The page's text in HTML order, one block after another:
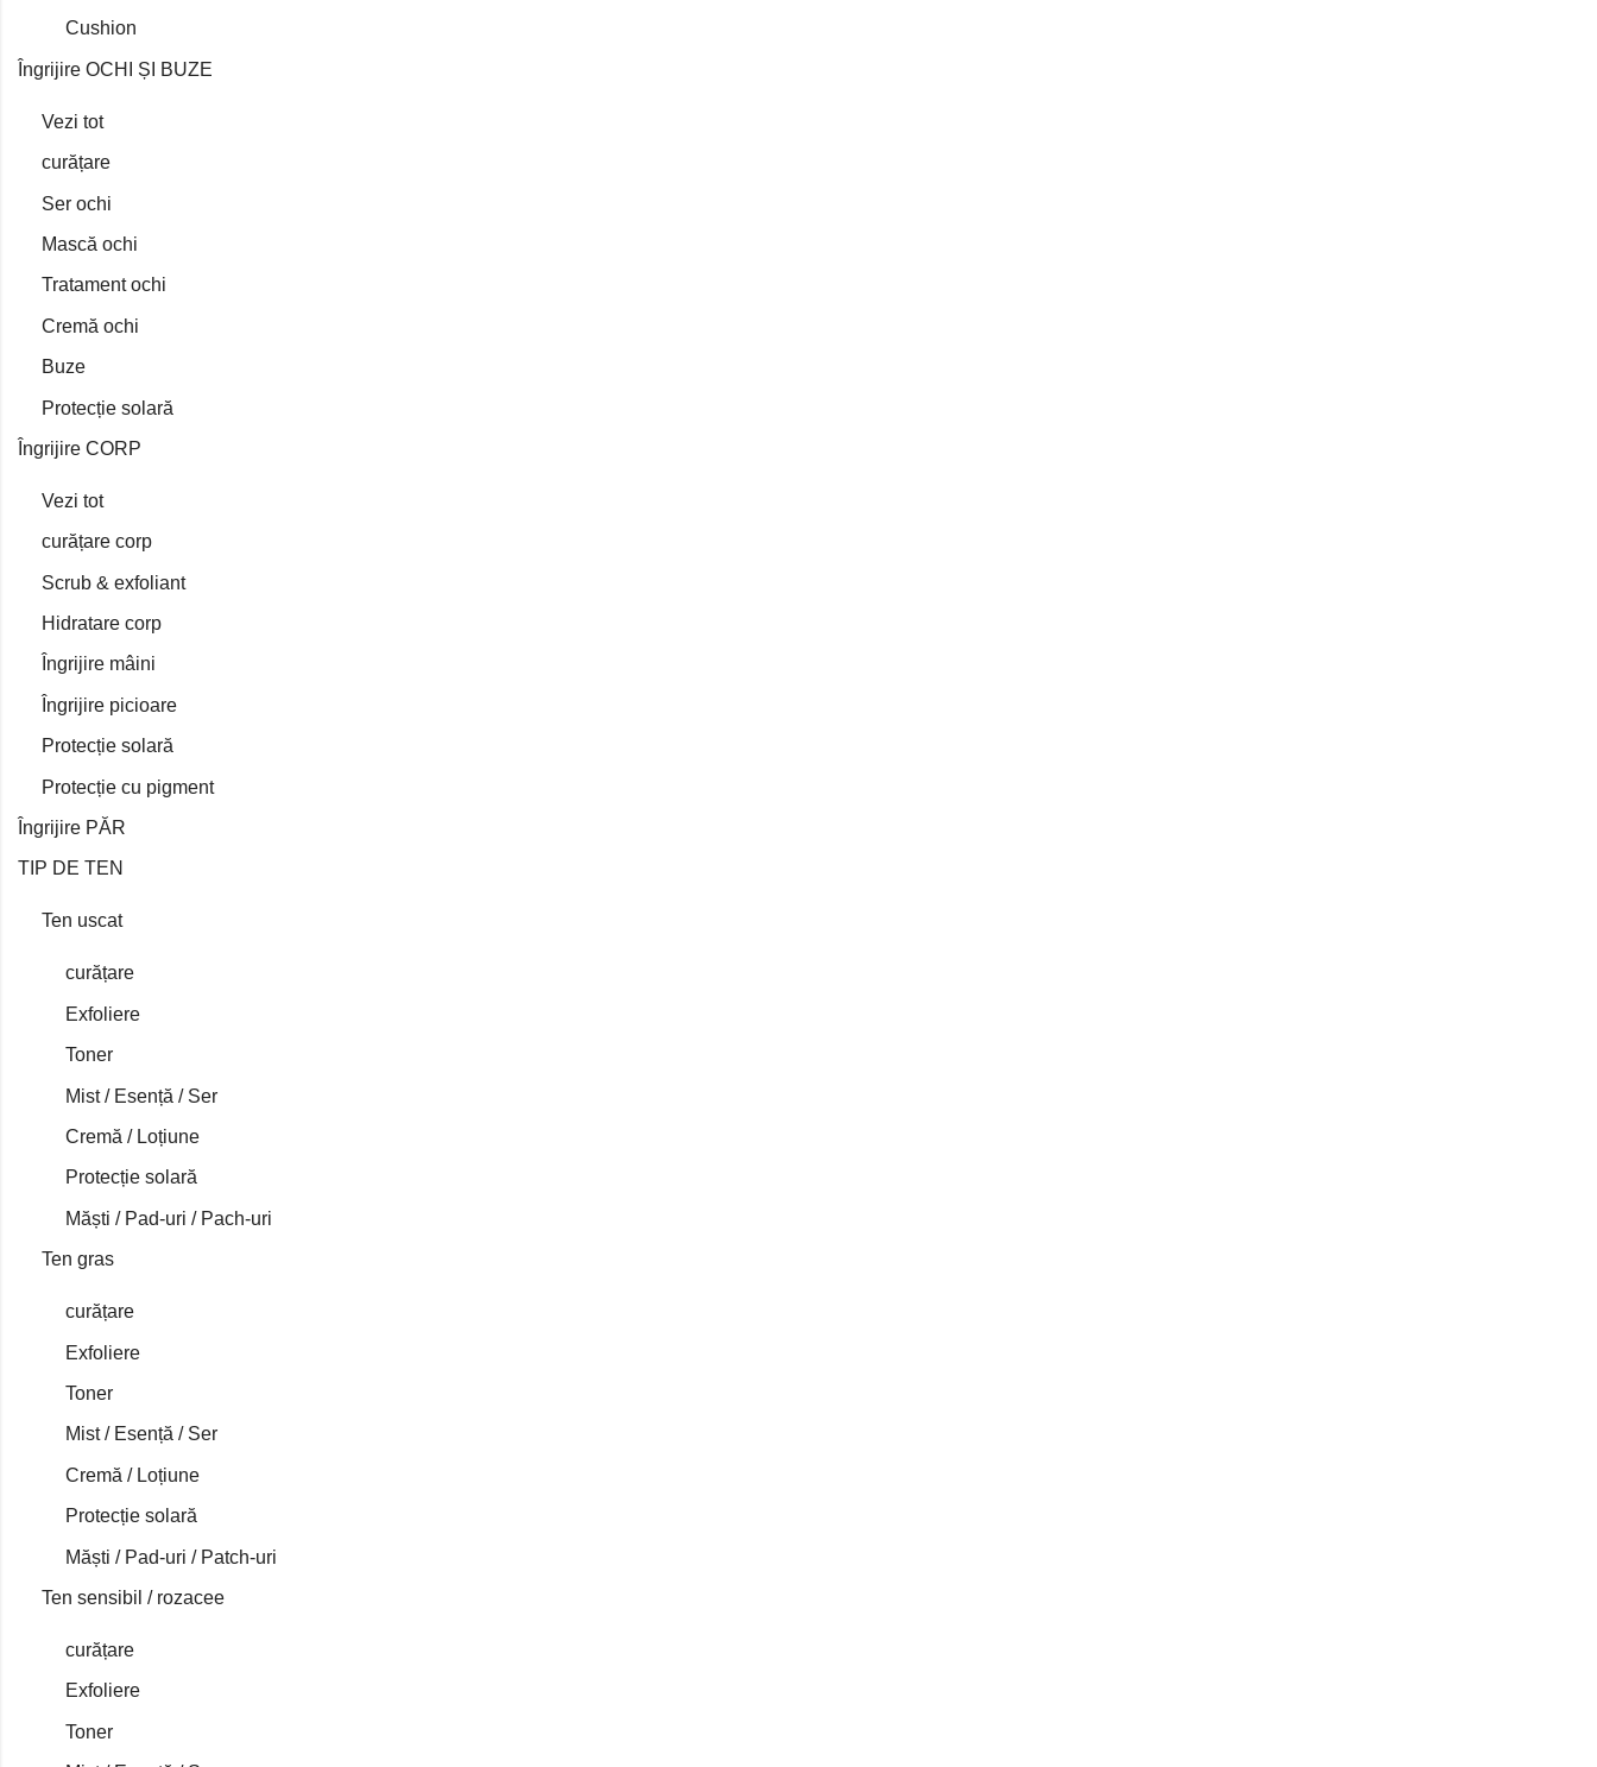
Cushion
Îngrijire OCHI ȘI BUZE
Vezi tot
curățare
Ser ochi
Mască ochi
Tratament ochi
Cremă ochi
Buze
Protecție solară
Îngrijire CORP
Vezi tot
curățare corp
Scrub & exfoliant
Hidratare corp
Îngrijire mâini
Îngrijire picioare
Protecție solară
Protecție cu pigment
Îngrijire PĂR
TIP DE TEN
Ten uscat
curățare
Exfoliere
Toner
Mist / Esență / Ser
Cremă / Loțiune
Protecție solară
Măști / Pad-uri / Pach-uri
Ten gras
curățare
Exfoliere
Toner
Mist / Esență / Ser
Cremă / Loțiune
Protecție solară
Măști / Pad-uri / Patch-uri
Ten sensibil / rozacee
curățare
Exfoliere
Toner